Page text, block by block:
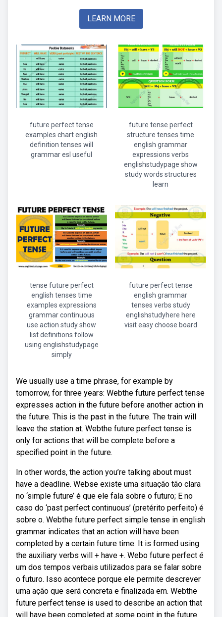
LEARN MORE
future perfect tense
examples chart english
definition tenses will
grammar esl useful
future tense perfect
structure tenses time
english grammar
expressions verbs
englishstudypage show
study words structures
learn
tense future perfect
english tenses time
examples expressions
grammar continuous
use action study show
list definitions follow
using englishstudypage
simply
future perfect tense
english grammar
tenses verbs study
englishstudyhere here
visit easy choose board
We usually use a time phrase, for example by
tomorrow, for three years: Webthe future perfect tense
expresses action in the future before another action in
the future. This is the past in the future. The train will
leave the station at. Webthe future perfect tense is
only for actions that will be complete before a
specified point in the future.
In other words, the action you’re talking about must
have a deadline. Webse existe uma situação tão clara
no ‘simple future’ é que ele fala sobre o futuro; E no
caso do ‘past perfect continuous’ (pretérito perfeito) é
sobre o. Webthe future perfect simple tense in english
grammar indicates that an action will have been
completed by a certain future time. It is formed using
the auxiliary verbs will + have +. Webo future perfect é
um dos tempos verbais utilizados para se falar sobre
o futuro. Isso acontece porque ele permite descrever
uma ação que será concreta e finalizada em. Webthe
future perfect tense is used to describe an action that
will have been completed at some point in the future.